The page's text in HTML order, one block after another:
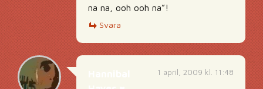
na na, ooh ooh na”!
Svara
1 april, 2009 kl. 11:48